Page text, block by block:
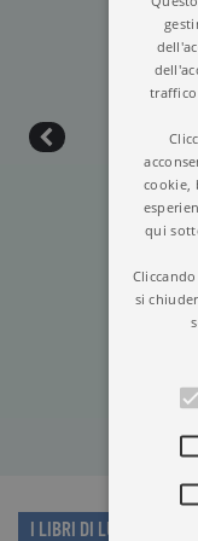
IL
I LIBRI DI LUIGI
cookie,
qui
si